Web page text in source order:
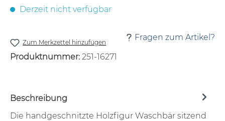
Derzeit nicht verfügbar
Zum Merkzettel hinzufügen
Fragen zum Artikel?
Produktnummer: 251-16271
Beschreibung
Die handgeschnitzte Holzfigur Waschbär sitzend